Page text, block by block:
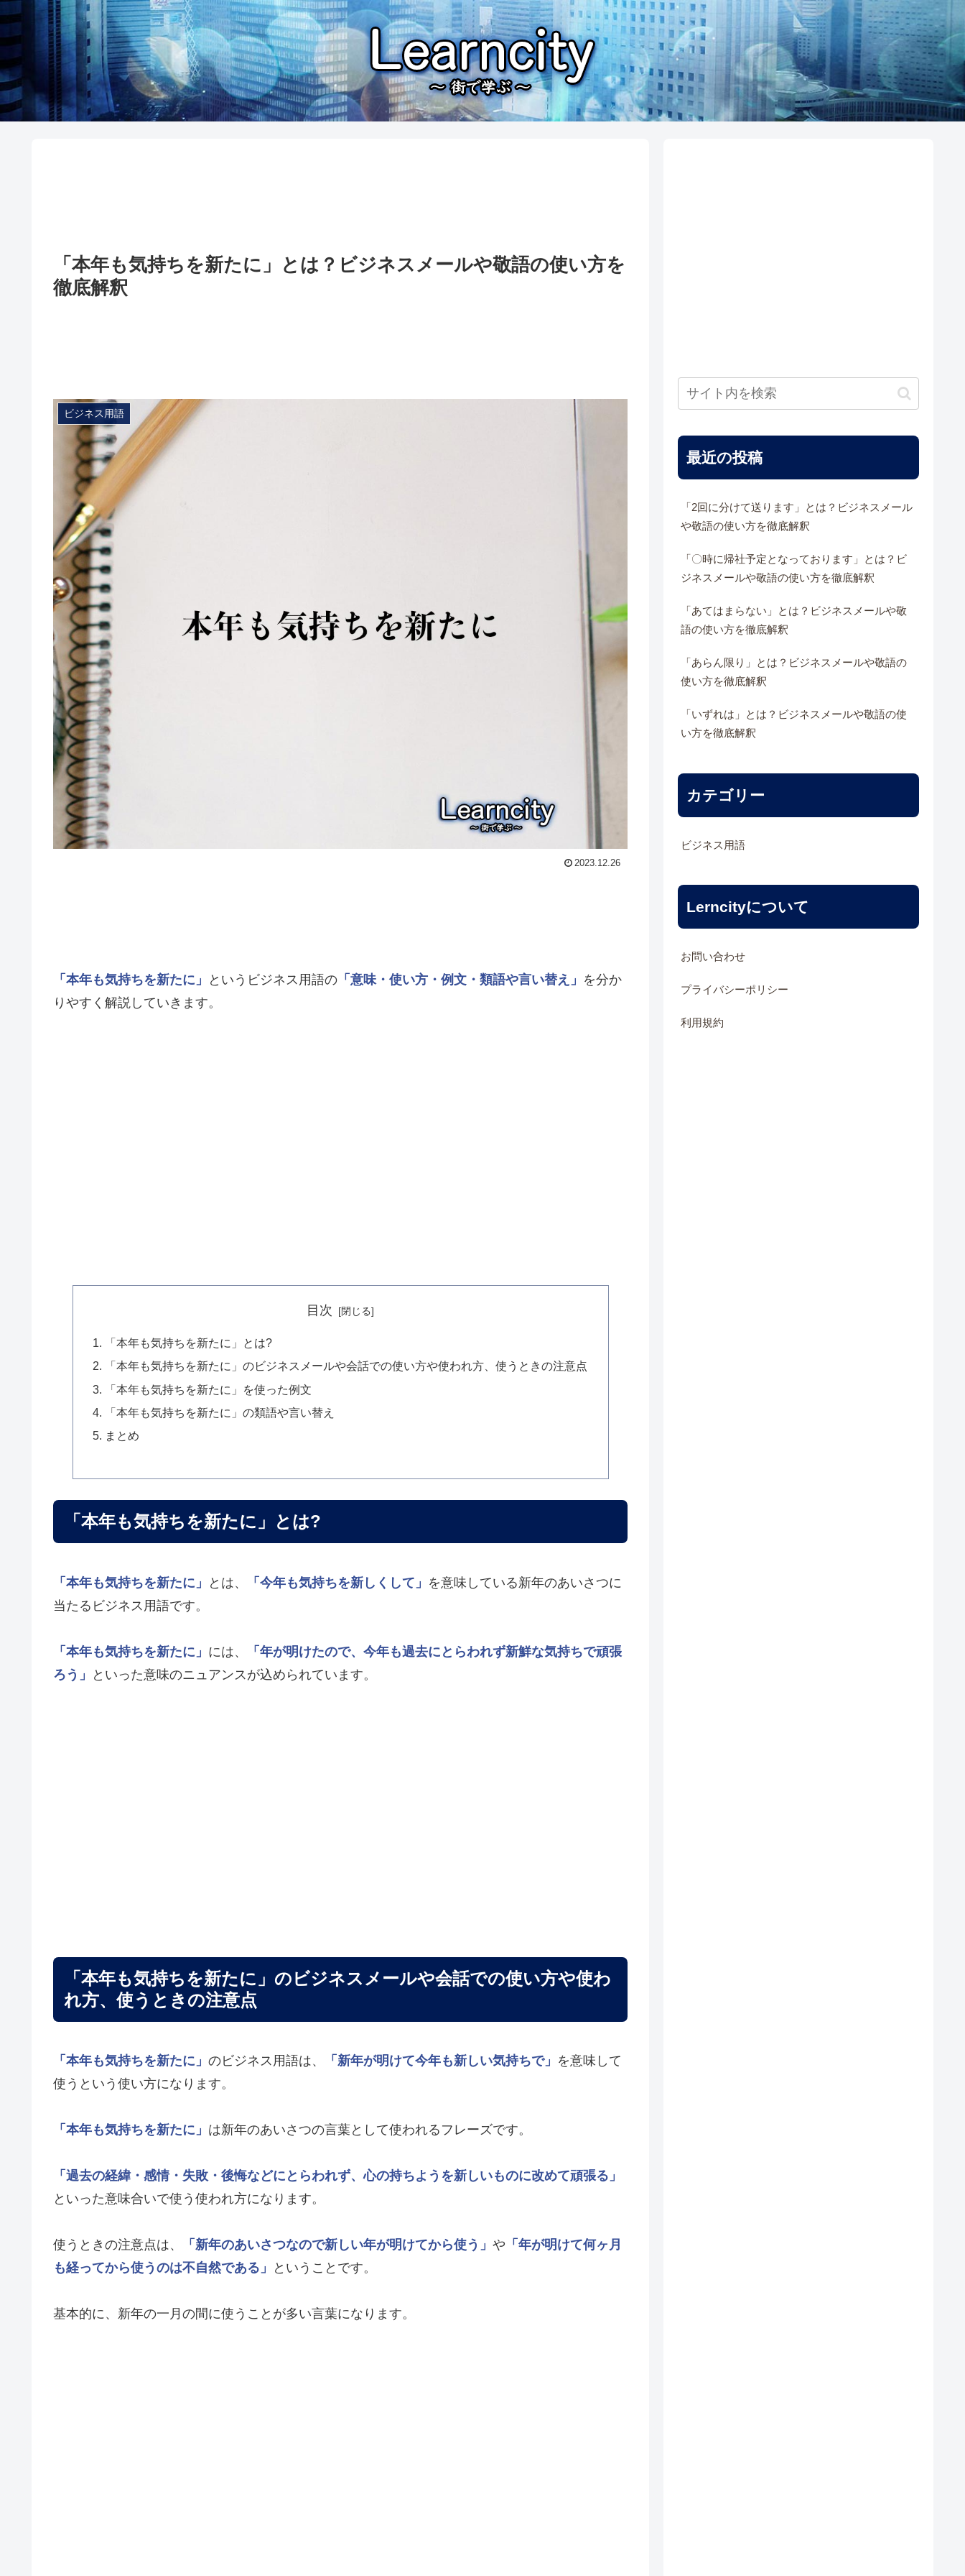
「本年も気持ちを新たに」とは？ビジネスメールや敬語の使い方を
徹底解釈
ビジネス用語
2023.12.26
「本年も気持ちを新たに」 というビジネス用語の 「意味・使い方・例文・類語や言い替え」 を分か
りやすく解説していきます。
目次
「本年も気持ちを新たに」とは?
「本年も気持ちを新たに」のビジネスメールや会話での使い方や使われ方、使うときの注意点
「本年も気持ちを新たに」を使った例文
「本年も気持ちを新たに」の類語や言い替え
まとめ
「本年も気持ちを新たに」とは?
「本年も気持ちを新たに」 とは、 「今年も気持ちを新しくして」 を意味している新年のあいさつに
当たるビジネス用語です。
「本年も気持ちを新たに」 には、
「年が明けたので、今年も過去にとらわれず新鮮な気持ちで頑張
ろう」
といった意味のニュアンスが込められています。
「本年も気持ちを新たに」のビジネスメールや会話での使い方や使わ
れ方、使うときの注意点
「本年も気持ちを新たに」 のビジネス用語は、 「新年が明けて今年も新しい気持ちで」 を意味して
使うという使い方になります。
「本年も気持ちを新たに」 は新年のあいさつの言葉として使われるフレーズです。
「過去の経緯・感情・失敗・後悔などにとらわれず、心の持ちようを新しいものに改めて頑張る」
といった意味合いで使う使われ方になります。
使うときの注意点は、 「新年のあいさつなので新しい年が明けてから使う」 や 「年が明けて何ヶ月
も経ってから使うのは不自然である」
ということです。
基本的に、新年の一月の間に使うことが多い言葉になります。
最近の投稿
「2回に分けて送ります」とは？ビジネスメール
や敬語の使い方を徹底解釈
「〇時に帰社予定となっております」とは？ビ
ジネスメールや敬語の使い方を徹底解釈
「あてはまらない」とは？ビジネスメールや敬
語の使い方を徹底解釈
「あらん限り」とは？ビジネスメールや敬語の
使い方を徹底解釈
「いずれは」とは？ビジネスメールや敬語の使
い方を徹底解釈
カテゴリー
ビジネス用語
Lerncityについて
お問い合わせ
プライバシーポリシー
利用規約